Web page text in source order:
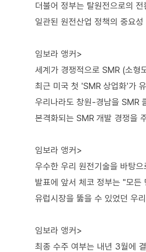
더불어 정부는 탈원전으로의
일관된 원전산업 정책의 중요
임보라 앵커>
세계가 경쟁적으로 SMR (소형
최근 미국 첫 'SMR 상업화'가
우리나라도 창원-경남을 SMR
본격화되는 SMR 개발 경쟁을
임보라 앵커>
우수한 우리 원전기술을 바탕
발표에 앞서 체코 정부는 "모든
유럽시장을 뚫을 수 있었던 우
임보라 앵커>
최종 수주 여부는 내년 3월에